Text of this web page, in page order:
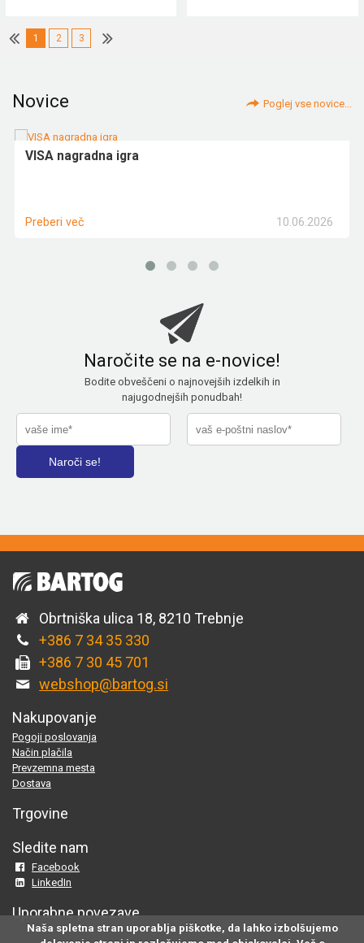
1 2 3
Novice Poglej vse novice...
VISA nagradna igra
10.06.2026
Preberi več
Naročite se na e-novice!
Bodite obveščeni o najnovejših izdelkih in
najugodnejših ponudbah!
Obrtniška ulica 18, 8210 Trebnje
+386 7 34 35 330
+386 7 30 45 701
webshop@bartog.si
Nakupovanje
Pogoji poslovanja
Način plačila
Prevzemna mesta
Dostava
Trgovine
Sledite nam
Facebook
LinkedIn
Uporabne povezave
Naša spletna stran uporablja piškotke, da lahko izbolšujemo